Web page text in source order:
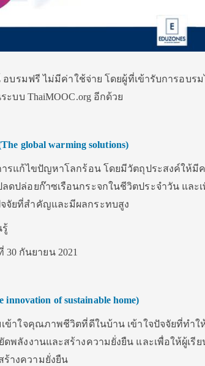
บรมฟรี ไม่มีค่าใช้จ่าย โดยผู้ที่เข้ารับการอบรม
บบ ThaiMOOC.org อีกด้วย
global warming solutions)
รแก้ไขปัญหาโลกร้อน โดยมีวัตถุประสงค์ให้มี
ปล่อยก๊าซเรือนกระจกในชีวิตประจำวัน และ
จัยที่สำคัญและมีผลกระทบสูง
รู้
30 กันยายน 2021
innovation of sustainable home)
ข้าใจคุณภาพชีวิตที่ดีในบ้าน เข้าใจปัจจัยที่ทำใ
พลังงานและสร้างความยั่งยืน และเพื่อให้ผู้เรีย
างความยั่งยืน